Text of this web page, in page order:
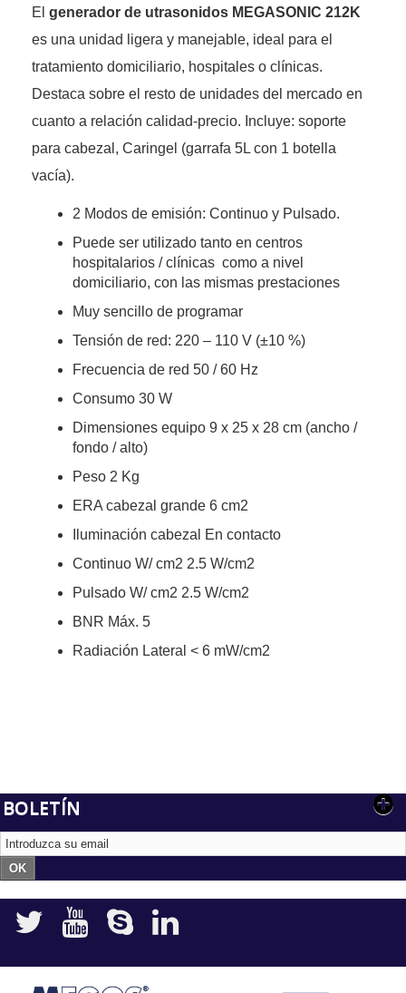
El generador de utrasonidos MEGASONIC 212K
es una unidad ligera y manejable, ideal para el
tratamiento domiciliario, hospitales o clínicas.
Destaca sobre el resto de unidades del mercado en
cuanto a relación calidad-precio. Incluye: soporte
para cabezal, Caringel (garrafa 5L con 1 botella
vacía).
2 Modos de emisión: Continuo y Pulsado.
Puede ser utilizado tanto en centros
hospitalarios / clínicas como a nivel
domiciliario, con las mismas prestaciones
Muy sencillo de programar
Tensión de red: 220 – 110 V (±10 %)
Frecuencia de red 50 / 60 Hz
Consumo 30 W
Dimensiones equipo 9 x 25 x 28 cm (ancho /
fondo / alto)
Peso 2 Kg
ERA cabezal grande 6 cm2
Iluminación cabezal En contacto
Continuo W/ cm2 2.5 W/cm2
Pulsado W/ cm2 2.5 W/cm2
BNR Máx. 5
Radiación Lateral < 6 mW/cm2
BOLETÍN
OK